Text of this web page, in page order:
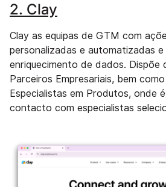
2. Clay
Clay as equipas de GTM com
personalizadas e automatizadas
enriquecimento de dados. Dispõe
Parceiros Empresariais, bem
Especialistas em Produtos, onde
contacto com especialistas